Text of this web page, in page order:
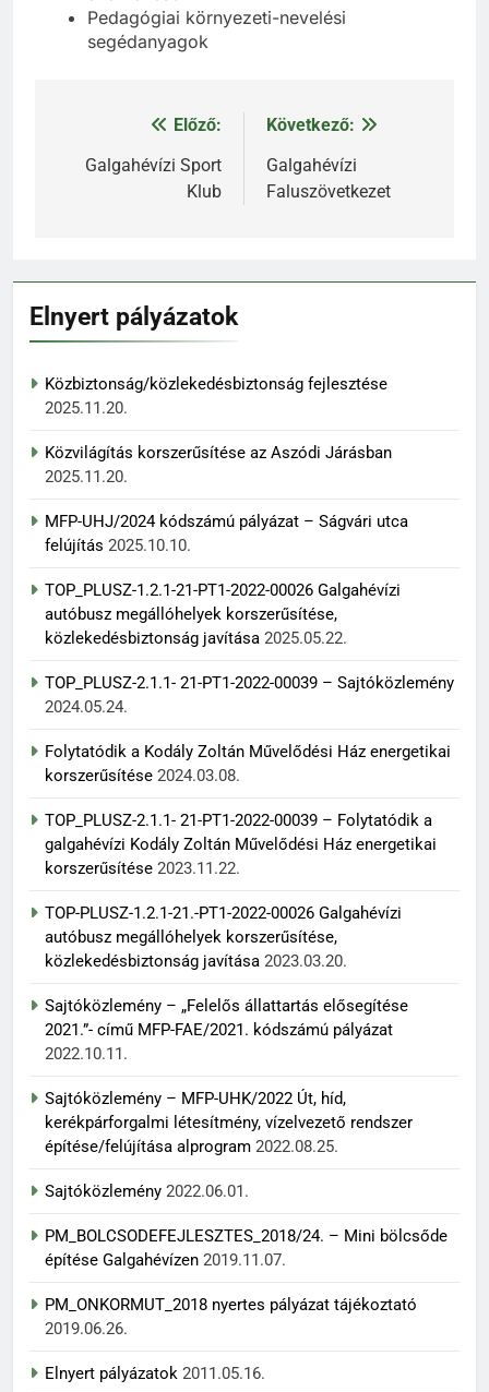
Pedagógiai környezeti-nevelési
segédanyagok
Bejegyzés
navigáció
Előző:
Galgahévízi Sport
Klub
Következő:
Galgahévízi
Faluszövetkezet
Elnyert pályázatok
Közbiztonság/közlekedésbiztonság fejlesztése
2025.11.20.
Közvilágítás korszerűsítése az Aszódi Járásban
2025.11.20.
MFP-UHJ/2024 kódszámú pályázat – Ságvári utca
felújítás 2025.10.10.
TOP_PLUSZ-1.2.1-21-PT1-2022-00026 Galgahévízi
autóbusz megállóhelyek korszerűsítése,
közlekedésbiztonság javítása 2025.05.22.
TOP_PLUSZ-2.1.1- 21-PT1-2022-00039 – Sajtóközlemény
2024.05.24.
Folytatódik a Kodály Zoltán Művelődési Ház energetikai
korszerűsítése 2024.03.08.
TOP_PLUSZ-2.1.1- 21-PT1-2022-00039 – Folytatódik a
galgahévízi Kodály Zoltán Művelődési Ház energetikai
korszerűsítése 2023.11.22.
TOP-PLUSZ-1.2.1-21.-PT1-2022-00026 Galgahévízi
autóbusz megállóhelyek korszerűsítése,
közlekedésbiztonság javítása 2023.03.20.
Sajtóközlemény – „Felelős állattartás elősegítése
2021.”- című MFP-FAE/2021. kódszámú pályázat
2022.10.11.
Sajtóközlemény – MFP-UHK/2022 Út, híd,
kerékpárforgalmi létesítmény, vízelvezető rendszer
építése/felújítása alprogram 2022.08.25.
Sajtóközlemény 2022.06.01.
PM_BOLCSODEFEJLESZTES_2018/24. – Mini bölcsőde
építése Galgahévízen 2019.11.07.
PM_ONKORMUT_2018 nyertes pályázat tájékoztató
2019.06.26.
Elnyert pályázatok 2011.05.16.